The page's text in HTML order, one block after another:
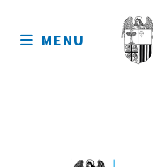
sitio
MENU